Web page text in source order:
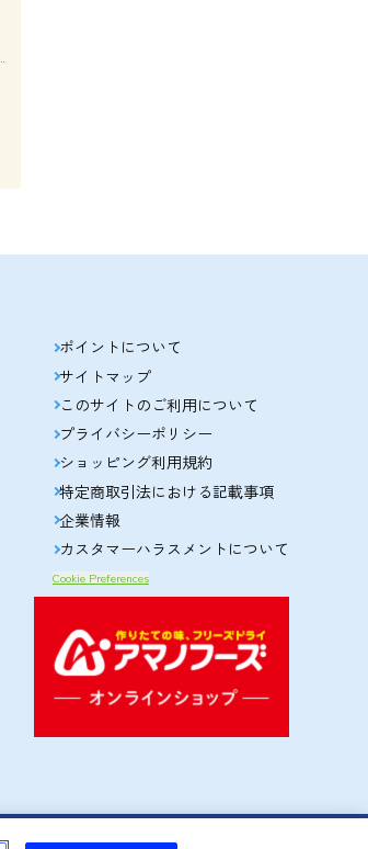
ポイントについて
サイトマップ
このサイトのご利用について
プライバシーポリシー
ショッピング利用規約
特定商取引法における記載事項
企業情報
カスタマーハラスメントについて
Cookie Preferences